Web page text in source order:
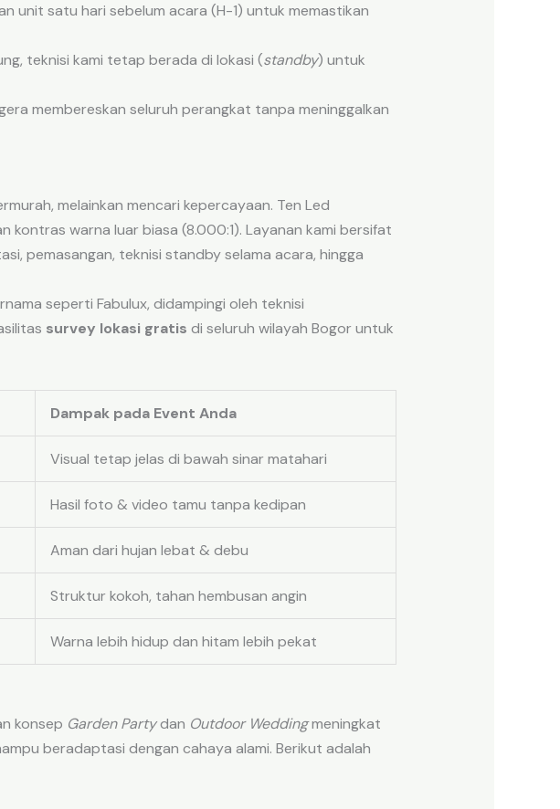
unit satu hari sebelum acara (H-1) untuk memastikan
teknisi kami tetap berada di lokasi (standby) untuk
membereskan seluruh perangkat tanpa meninggalkan
melainkan mencari kepercayaan. Ten Led
kontras warna luar biasa (8.000:1). Layanan kami bersifat
pemasangan, teknisi standby selama acara, hingga
seperti Fabulux, didampingi oleh teknisi
survey lokasi gratis di seluruh wilayah Bogor untuk
Dampak pada Event Anda
Visual tetap jelas di bawah sinar matahari
Hasil foto & video tamu tanpa kedipan
Aman dari hujan lebat & debu
Struktur kokoh, tahan hembusan angin
Warna lebih hidup dan hitam lebih pekat
konsep Garden Partydan Outdoor Weddingmeningkat
beradaptasi dengan cahaya alami. Berikut adalah